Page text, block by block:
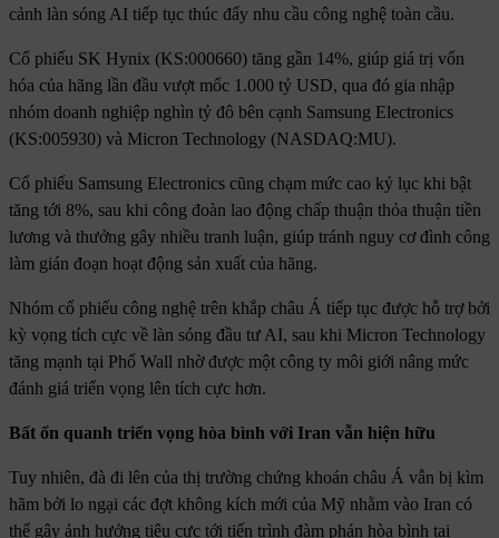
cảnh làn sóng AI tiếp tục thúc đẩy nhu cầu công nghệ toàn cầu.
Cổ phiếu SK Hynix (KS:000660) tăng gần 14%, giúp giá trị vốn
hóa của hãng lần đầu vượt mốc 1.000 tỷ USD, qua đó gia nhập
nhóm doanh nghiệp nghìn tỷ đô bên cạnh Samsung Electronics
(KS:005930) và Micron Technology (NASDAQ:MU).
Cổ phiếu Samsung Electronics cũng chạm mức cao kỷ lục khi bật
tăng tới 8%, sau khi công đoàn lao động chấp thuận thỏa thuận tiền
lương và thưởng gây nhiều tranh luận, giúp tránh nguy cơ đình công
làm gián đoạn hoạt động sản xuất của hãng.
Nhóm cổ phiếu công nghệ trên khắp châu Á tiếp tục được hỗ trợ bởi
kỳ vọng tích cực về làn sóng đầu tư AI, sau khi Micron Technology
tăng mạnh tại Phố Wall nhờ được một công ty môi giới nâng mức
đánh giá triển vọng lên tích cực hơn.
Bất ổn quanh triển vọng hòa bình với Iran vẫn hiện hữu
Tuy nhiên, đà đi lên của thị trường chứng khoán châu Á vẫn bị kìm
hãm bởi lo ngại các đợt không kích mới của Mỹ nhằm vào Iran có
thể gây ảnh hưởng tiêu cực tới tiến trình đàm phán hòa bình tại